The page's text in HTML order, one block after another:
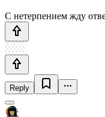
С нетерпением жду
Reply